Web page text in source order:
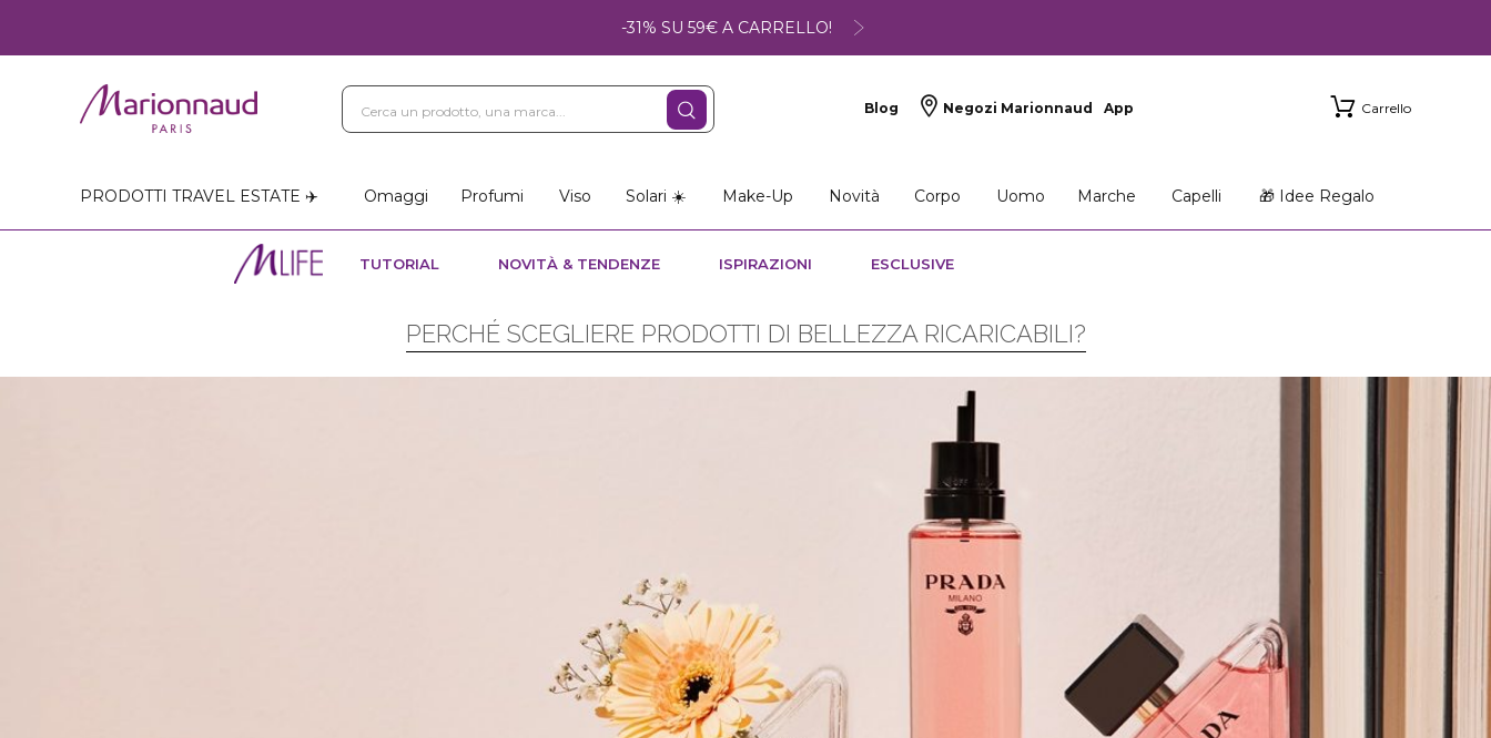
-31% SU 59€ A CARRELLO!
Blog Negozi Marionnaud App Carrello
PRODOTTI TRAVEL ESTATE ✈️ Omaggi Profumi Viso Solari ☀️ Make-Up Novità Corpo Uomo Marche Capelli 🎁 Idee Regalo
TUTORIAL NOVITÀ & TENDENZE ISPIRAZIONI ESCLUSIVE
PERCHÉ SCEGLIERE PRODOTTI DI BELLEZZA RICARICABILI?